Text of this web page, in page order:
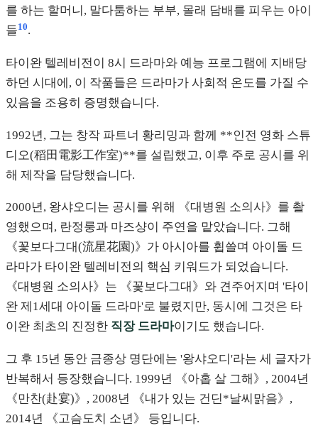
를 하는 할머니, 말다툼하는 부부, 몰래 담배를 피우는 아이
들10.
타이완 텔레비전이 8시 드라마와 예능 프로그램에 지배당
하던 시대에, 이 작품들은 드라마가 사회적 온도를 가질 수
있음을 조용히 증명했습니다.
1992년, 그는 창작 파트너 황리밍과 함께 **인전 영화 스튜
디오(稻田電影工作室)**를 설립했고, 이후 주로 공시를 위
해 제작을 담당했습니다.
2000년, 왕샤오디는 공시를 위해 《대병원 소의사》를 촬
영했으며, 란정룽과 마즈샹이 주연을 맡았습니다. 그해
《꽃보다그대(流星花園)》가 아시아를 휩쓸며 아이돌 드
라마가 타이완 텔레비전의 핵심 키워드가 되었습니다.
《대병원 소의사》는 《꽃보다그대》와 견주어지며 '타이
완 제1세대 아이돌 드라마'로 불렸지만, 동시에 그것은 타
이완 최초의 진정한 직장 드라마이기도 했습니다.
그 후 15년 동안 금종상 명단에는 '왕샤오디'라는 세 글자가
반복해서 등장했습니다. 1999년 《아홉 살 그해》, 2004년
《만찬(赴宴)》, 2008년 《내가 있는 건딘*날씨맑음》,
2014년 《고슴도치 소년》 등입니다.